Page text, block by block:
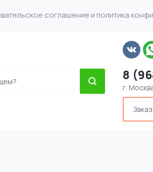
соглашение и политика
8
г.